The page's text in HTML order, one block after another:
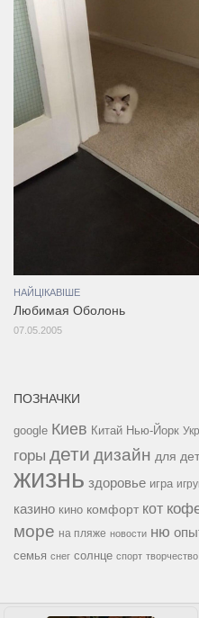
НАЙЦІКАВІШЕ
Любимая Оболонь
07.05.2005
ПОЗНАЧКИ
google Киев Китай Нью-Йорк
горы дети дизайн для
жизнь здоровье игра
казино кино комфорт кот
море на пляже новости ню
семья снег солнце спорт творчество